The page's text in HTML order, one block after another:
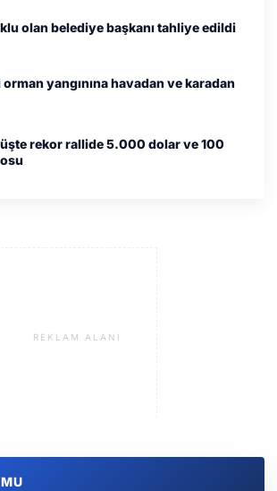
olan belediye başkanı tahliye edildi
yangınına havadan ve karadan
rekor rallide 5.000 dolar ve 100
REKLAM ALANI